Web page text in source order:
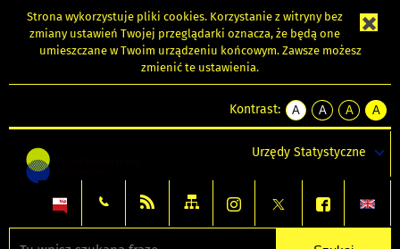
Strona wykorzystuje pliki cookies. Korzystanie z witryny bez
zmiany ustawień Twojej przeglądarki oznacza, że będą one
umieszczane w Twoim urządzeniu końcowym. Zawsze możesz
zmienić te ustawienia.
Kontrast:
A
kontrast
A
kontrast
tekst
czarnym
A
kontrast
tekst
czarnym
A
tekst
żółtym
Urzędy Statystyczne